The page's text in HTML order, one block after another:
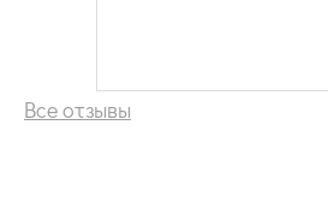
Все отзывы